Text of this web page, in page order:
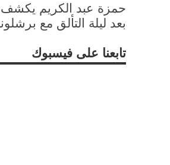
حمزة عبد الكريم
بعد ليلة التألق مع
تابعنا على فيسبوك